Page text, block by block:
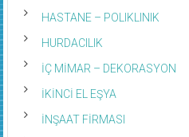
HASTANE – POLIKLINIK
HURDACILIK
İÇ MİMAR – DEKORASYON
İKİNCİ EL EŞYA
İNŞAAT FİRMASI